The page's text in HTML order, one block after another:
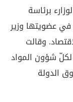
برئاسة
في عضويتها وزير
وقالت
لكلّ شؤون المواد
الدولة